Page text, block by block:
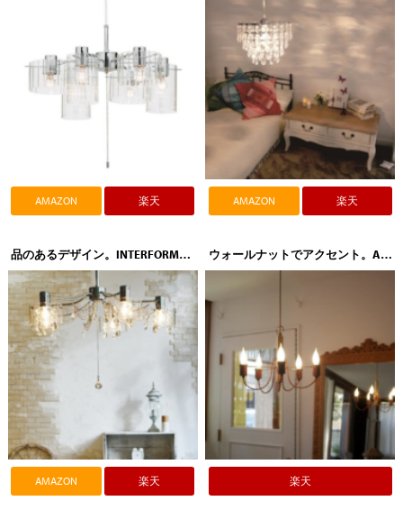
AMAZON 楽天 AMAZON 楽天
品のあるデザイン。INTERFORM（インターフォルム）Fetiere（フェティエール）LT-2320
AMAZON 楽天
ウォールナットでアクセント。APROZ（アプロス）ANCHOR（アンカー）AZP-564-5P
楽天